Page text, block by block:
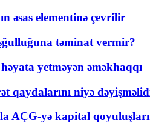
əsas elementinə çevrilir
təminat vermir?
yetməyən əməkhaqqı
qaydalarını niyə
AÇG-yə kapital